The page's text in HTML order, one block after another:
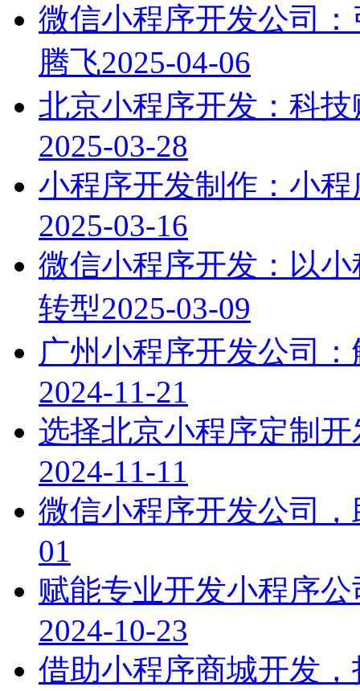
微信小程序开发公司
腾飞2025-04-06
北京小程序开发：科
2025-03-28
小程序开发制作：小
2025-03-16
微信小程序开发：以
转型2025-03-09
广州小程序开发公司
2024-11-21
选择北京小程序定制
2024-11-11
微信小程序开发公司
01
赋能专业开发小程序
2024-10-23
借助小程序商城开发